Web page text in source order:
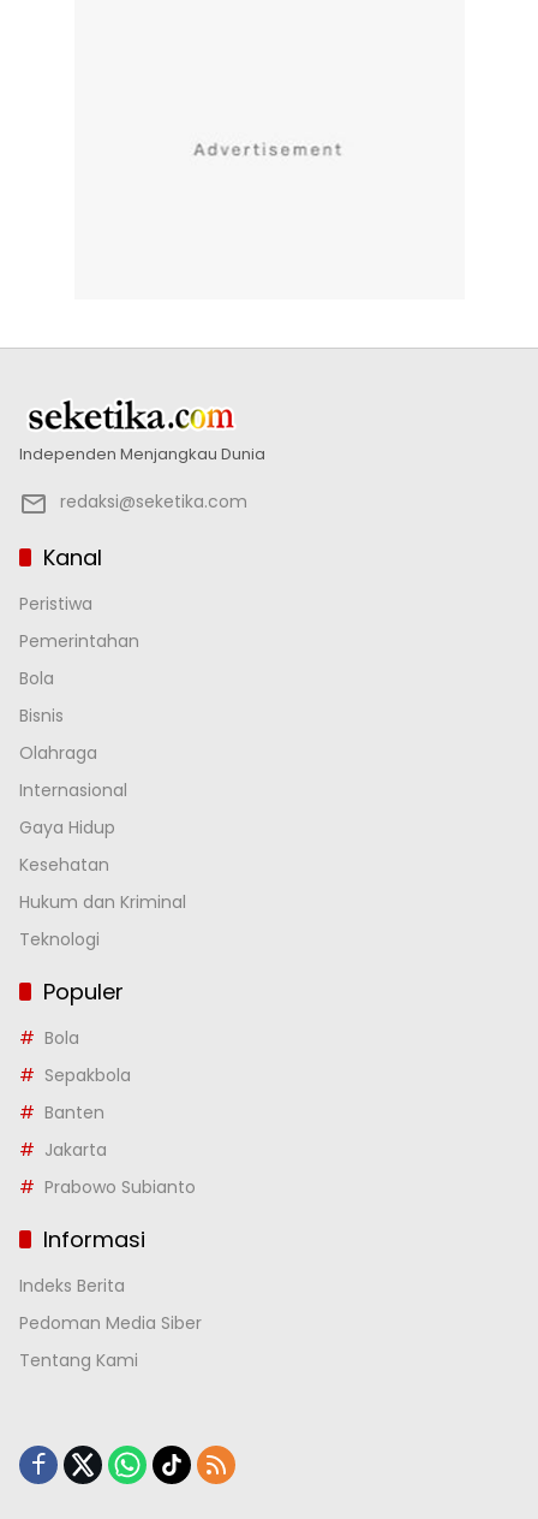
Independen Menjangkau Dunia
redaksi@seketika.com
Kanal
Peristiwa
Pemerintahan
Bola
Bisnis
Olahraga
Internasional
Gaya Hidup
Kesehatan
Hukum dan Kriminal
Teknologi
Populer
Bola
Sepakbola
Banten
Jakarta
Prabowo Subianto
Informasi
Indeks Berita
Pedoman Media Siber
Tentang Kami